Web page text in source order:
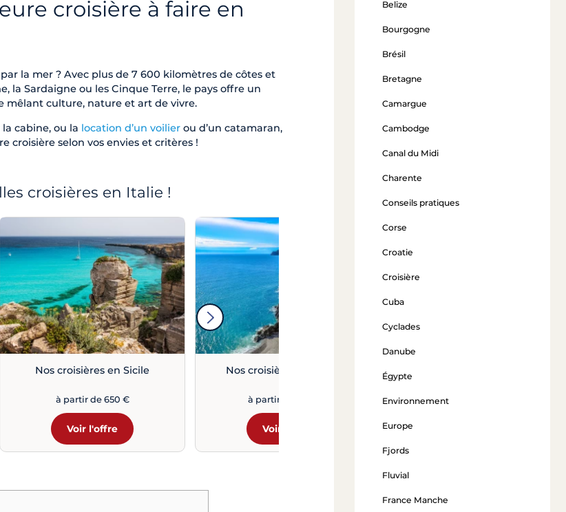
croisière à faire en
la mer ? Avec plus de 7 600 kilomètres de côtes et
la Sardaigne ou les Cinque Terre, le pays offre un
mêlant culture, nature et art de vivre.
cabine, ou la location d’un voilier ou d’un catamaran,
croisière selon vos envies et critères !
croisières en Italie !
Nos croisières en Sicile
à partir de 650 €
Voir l'offre
Nos croisières en Ligurie
à partir de 1 200 €
Voir l'offre
Belize
Bourgogne
Brésil
Bretagne
Camargue
Cambodge
Canal du Midi
Charente
Conseils pratiques
Corse
Croatie
Croisière
Cuba
Cyclades
Danube
Égypte
Environnement
Europe
Fjords
Fluvial
France Manche